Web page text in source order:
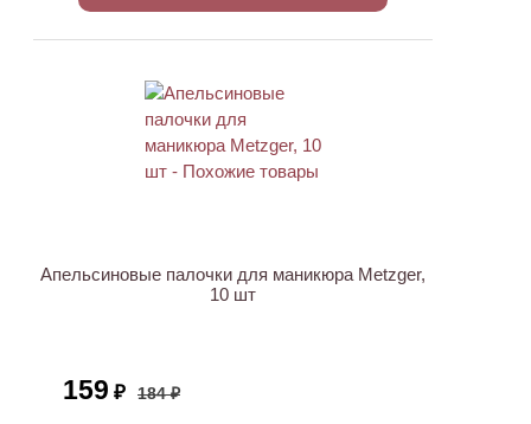
Апельсиновые палочки для маникюра Metzger,
10 шт
159 ₽ 184 ₽